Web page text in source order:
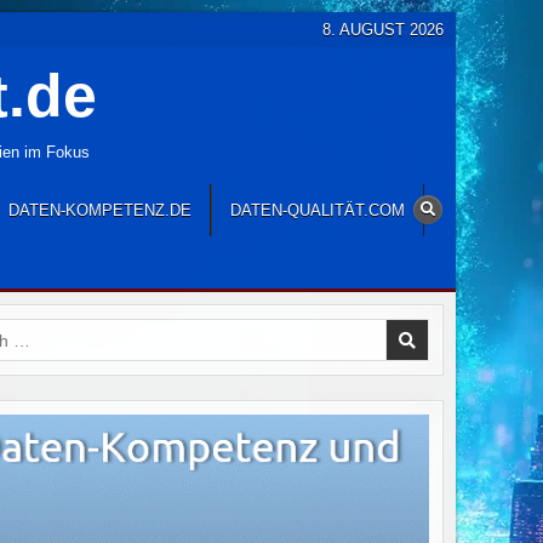
8. AUGUST 2026
im Fokus
DATEN-KOMPETENZ.DE DATEN-QUALITÄT.COM